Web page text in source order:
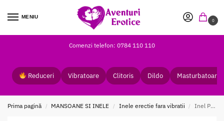
MENIU
0
Comenzi telefon: 0784 110 110
Reduceri Vibratoare Clitoris Dildo Masturbatoare
Prima pagină / MANSOANE SI INELE / Inele erectie fara vibratii / Inel Penis Renegade Bolster Black